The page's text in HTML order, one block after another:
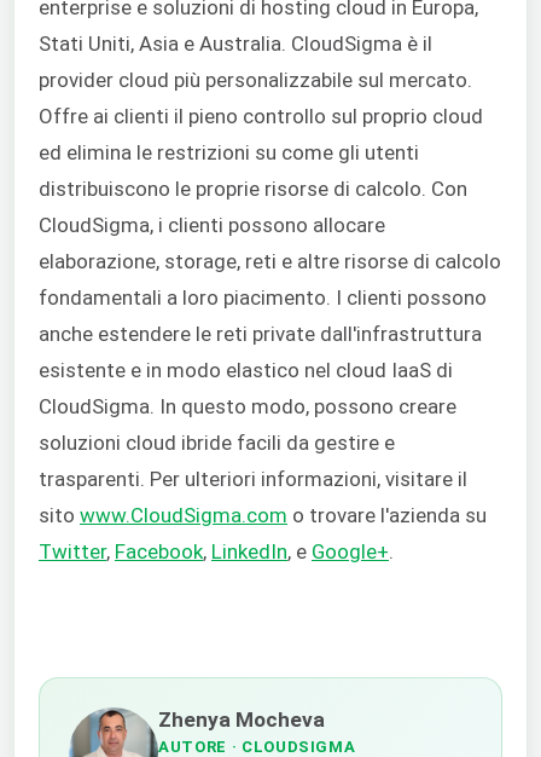
enterprise e soluzioni di hosting cloud in Europa,
Stati Uniti, Asia e Australia. CloudSigma è il
provider cloud più personalizzabile sul mercato.
Offre ai clienti il pieno controllo sul proprio cloud
ed elimina le restrizioni su come gli utenti
distribuiscono le proprie risorse di calcolo. Con
CloudSigma, i clienti possono allocare
elaborazione, storage, reti e altre risorse di calcolo
fondamentali a loro piacimento. I clienti possono
anche estendere le reti private dall'infrastruttura
esistente e in modo elastico nel cloud IaaS di
CloudSigma. In questo modo, possono creare
soluzioni cloud ibride facili da gestire e
trasparenti. Per ulteriori informazioni, visitare il
sito www.CloudSigma.com o trovare l'azienda su
Twitter, Facebook, LinkedIn, e Google+.
Zhenya Mocheva
AUTORE · CLOUDSIGMA